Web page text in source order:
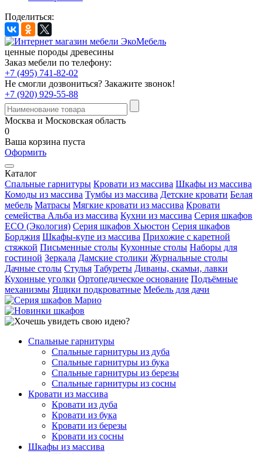
Поделиться:
ценные породы древесины
Заказ мебели по телефону:
+7 (495) 741-82-02
Не смогли дозвониться? Закажите звонок!
+7 (920) 929-55-88
Москва и Московская область
0
Ваша корзина пуста
Оформить
Каталог
Спальные гарнитуры Кровати из массива Шкафы из массива
Комоды из массива Тумбы из массива Детские кровати Белая
мебель Матрасы Мягкие кровати из массива Кровати
семейства Альба из массива Кухни из массива Серия шкафов
ECO (Экология) Серия шкафов Хьюстон Серия шкафов
Борджия Шкафы-купе из массива Прихожие с каретной
стяжкой Письменные столы Кухонные столы Наборы для
гостиной Зеркала Дамские столики Журнальные столы
Дачные столы Стулья Табуреты Диваны, скамьи, лавки
Кухонные уголки Ортопедическое основание Подъёмные
механизмы Ящики подкроватные Мебель для дачи
Спальные гарнитуры
Спальные гарнитуры из дуба
Спальные гарнитуры из бука
Спальные гарнитуры из березы
Спальные гарнитуры из сосны
Кровати из массива
Кровати из дуба
Кровати из бука
Кровати из березы
Кровати из сосны
Шкафы из массива